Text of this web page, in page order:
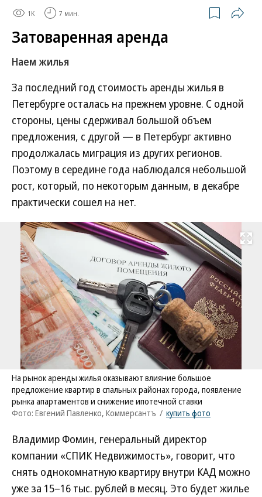
1K 7 мин.
Затоваренная аренда
Наем жилья
За последний год стоимость аренды жилья в
Петербурге осталась на прежнем уровне. С одной
стороны, цены сдерживал большой объем
предложения, с другой — в Петербург активно
продолжалась миграция из других регионов.
Поэтому в середине года наблюдался небольшой
рост, который, по некоторым данным, в декабре
практически сошел на нет.
Развернуть
На рынок аренды жилья оказывают влияние большое
предложение квартир в спальных районах города, появление
рынка апартаментов и снижение ипотечной ставки
Фото: Евгений Павленко, Коммерсантъ / купить фото
Владимир Фомин, генеральный директор
компании «СПИК Недвижимость», говорит, что
снять однокомнатную квартиру внутри КАД можно
уже за 15–16 тыс. рублей в месяц. Это будет жилье